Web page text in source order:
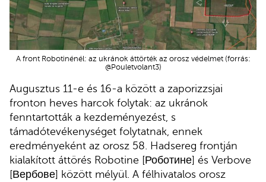
A front Robotinénél: az ukránok áttörték az orosz védelmet (forrás:
@Pouletvolant3)
Augusztus 11-e és 16-a között a zaporizzsjai
fronton heves harcok folytak: az ukránok
fenntartották a kezdeményezést, s
támadótevékenységet folytatnak, ennek
eredményeként az orosz 58. Hadsereg frontján
kialakított áttörés Robotine [Роботине] és Verbove
[Вербове] között mélyül. A félhivatalos orosz